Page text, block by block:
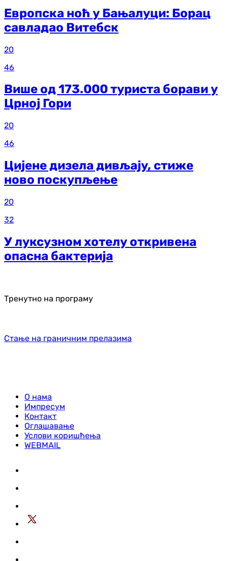
Европска ноћ у Бањалуци: Борац
савладао Витебск
20
46
Више од 173.000 туриста борави у
Црној Гори
20
46
Цијене дизела дивљају, стиже
ново поскупљење
20
32
У луксузном хотелу откривена
опасна бактерија
Тренутно на програму
Стање на граничним прелазима
О нама
Импресум
Контакт
Оглашавање
Услови коришћења
WEBMAIL